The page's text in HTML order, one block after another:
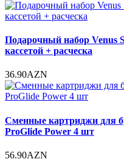
Подарочный набор Venus
кассетой + расческа
36.90AZN
Сменные картриджи для
ProGlide Power 4 шт
56.90AZN